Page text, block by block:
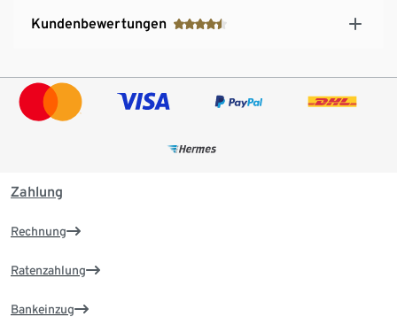
Kundenbewertungen
Zahlung
Rechnung
Ratenzahlung
Bankeinzug